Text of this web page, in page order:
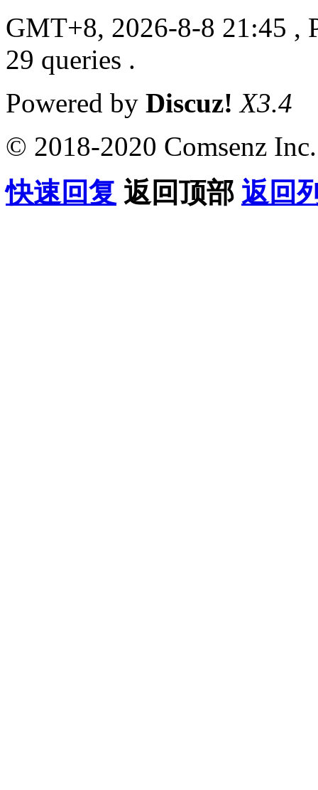
GMT+8, 2026-8-8 21:45 ,
29 queries .
Powered by Discuz! X3.4
© 2018-2020 Comsenz Inc.
快速回复 返回顶部 返回